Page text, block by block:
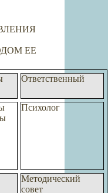
ЕЕ
Ответственный
Психолог
Методический
совет